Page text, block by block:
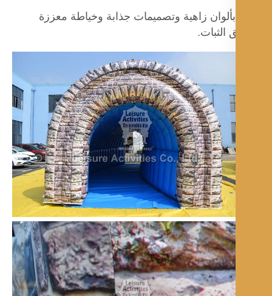
بألوان زاهية وتصميمات جذابة وخياطة معززة
الثبات.